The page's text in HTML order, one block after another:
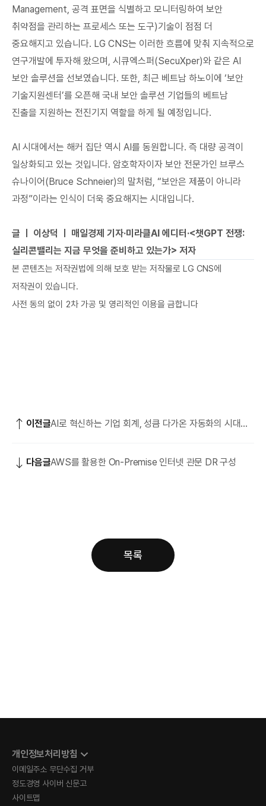
Management, 공격 표면을 식별하고 모니터링하여 보안
취약점을 관리하는 프로세스 또는 도구)기술이 점점 더
중요해지고 있습니다. LG CNS는 이러한 흐름에 맞춰 지속적으로
연구개발에 투자해 왔으며, 시큐엑스퍼(SecuXper)와 같은 AI
보안 솔루션을 선보였습니다. 또한, 최근 베트남 하노이에 ‘보안
기술지원센터’를 오픈해 국내 보안 솔루션 기업들의 베트남
진출을 지원하는 전진기지 역할을 하게 될 예정입니다.
AI 시대에서는 해커 집단 역시 AI를 동원합니다. 즉 대량 공격이
일상화되고 있는 것입니다. 암호학자이자 보안 전문가인 브루스
슈나이어(Bruce Schneier)의 말처럼, “보안은 제품이 아니라
과정”이라는 인식이 더욱 중요해지는 시대입니다.
글 ㅣ 이상덕 ㅣ 매일경제 기자·미라클AI 에디터·<챗GPT 전쟁:
실리콘밸리는 지금 무엇을 준비하고 있는가> 저자
본 콘텐츠는 저작권법에 의해 보호 받는 저작물로 LG CNS에
저작권이 있습니다.
사전 동의 없이 2차 가공 및 영리적인 이용을 금합니다
이전글AI로 혁신하는 기업 회계, 성큼 다가온 자동화의 시대
다음글AWS를 활용한 On-Premise 인터넷 관문 DR 구성
목록
개인정보처리방침
이메일주소 무단수집 거부
정도경영 사이버 신문고
사이트맵